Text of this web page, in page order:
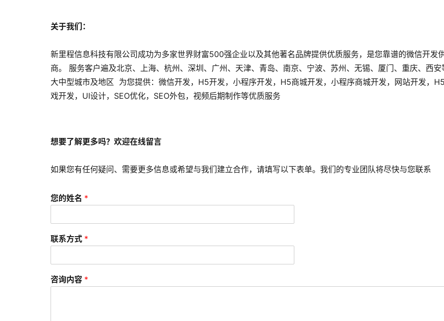
关于我们：
新里程信息科技有限公司成功为多家世界财富500强企业以及其他著名品牌提供优质服务，是您靠谱的微信开发
商。 服务客户遍及北京、上海、杭州、深圳、广州、天津、青岛、南京、宁波、苏州、无锡、厦门、重庆、西安
大中型城市及地区 为您提供：微信开发，H5开发，小程序开发，H5商城开发，小程序商城开发，网站开发，
戏开发，UI设计，SEO优化，SEO外包，视频后期制作等优质服务
想要了解更多吗？欢迎在线留言
如果您有任何疑问、需要更多信息或希望与我们建立合作，请填写以下表单。我们的专业团队将尽快与您联系
您的姓名 *
联系方式 *
咨询内容 *